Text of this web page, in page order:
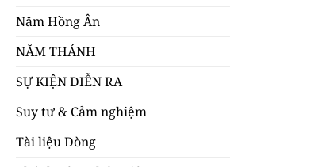
Năm Hồng Ân
NĂM THÁNH
SỰ KIỆN DIỄN RA
Suy tư & Cảm nghiệm
Tài liệu Dòng